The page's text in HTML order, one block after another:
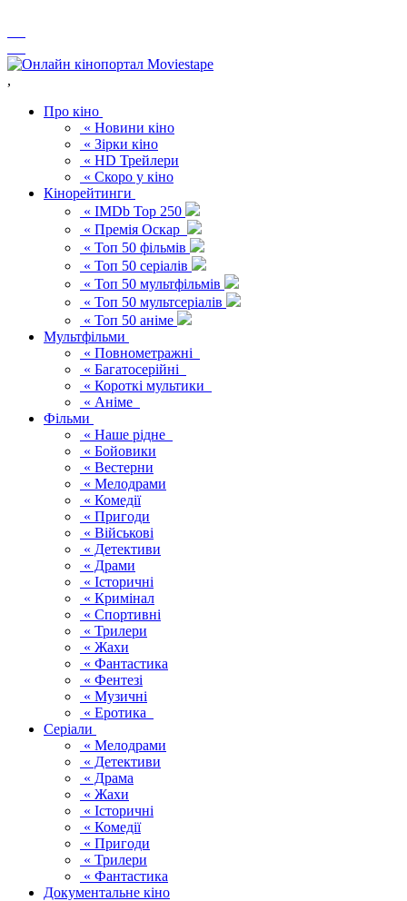
,
Про кіно
« Новини кіно
« Зірки кіно
« HD Трейлери
« Скоро у кіно
Кінорейтинги
« IMDb Top 250
« Премія Оскар
« Топ 50 фільмів
« Топ 50 серіалів
« Топ 50 мультфільмів
« Топ 50 мультсеріалів
« Топ 50 аніме
Мультфільми
« Повнометражні
« Багатосерійні
« Короткі мультики
« Аніме
Фільми
« Наше рідне
« Бойовики
« Вестерни
« Мелодрами
« Комедії
« Пригоди
« Військові
« Детективи
« Драми
« Історичні
« Кримінал
« Спортивні
« Трилери
« Жахи
« Фантастика
« Фентезі
« Музичні
« Еротика
Серіали
« Мелодрами
« Детективи
« Драма
« Жахи
« Історичні
« Комедії
« Пригоди
« Трилери
« Фантастика
Документальне кіно